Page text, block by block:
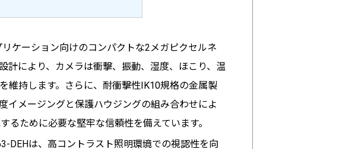
ケーション向けのコンパクトな2メガピクセルネ
計により、カメラは衝撃、振動、湿度、ほこり、温
維持します。さらに、耐衝撃性IK10規格の金属製
イメージングと保護ハウジングの組み合わせによ
るために必要な堅牢な信頼性を備えています。
DEHは、高コントラスト照明環境での視認性を向